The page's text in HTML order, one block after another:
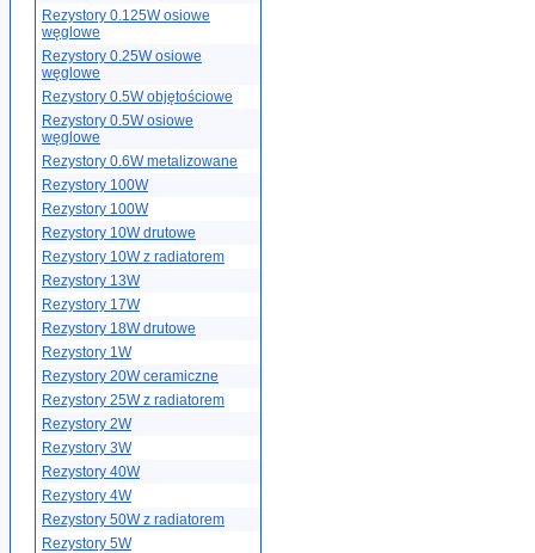
Rezystory 0.125W osiowe
węglowe
Rezystory 0.25W osiowe
węglowe
Rezystory 0.5W objętościowe
Rezystory 0.5W osiowe
węglowe
Rezystory 0.6W metalizowane
Rezystory 100W
Rezystory 100W
Rezystory 10W drutowe
Rezystory 10W z radiatorem
Rezystory 13W
Rezystory 17W
Rezystory 18W drutowe
Rezystory 1W
Rezystory 20W ceramiczne
Rezystory 25W z radiatorem
Rezystory 2W
Rezystory 3W
Rezystory 40W
Rezystory 4W
Rezystory 50W z radiatorem
Rezystory 5W